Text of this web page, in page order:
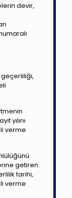
devir,
geçerliliği,
yılını
verme
getiren
tarihi,
verme